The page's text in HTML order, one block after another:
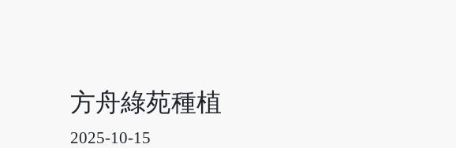
方舟綠苑種植
2025-10-15